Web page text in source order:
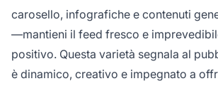
carosello, infografiche e contenuti
—mantieni il feed fresco e
positivo. Questa varietà segnala al
è dinamico, creativo e impegnato a